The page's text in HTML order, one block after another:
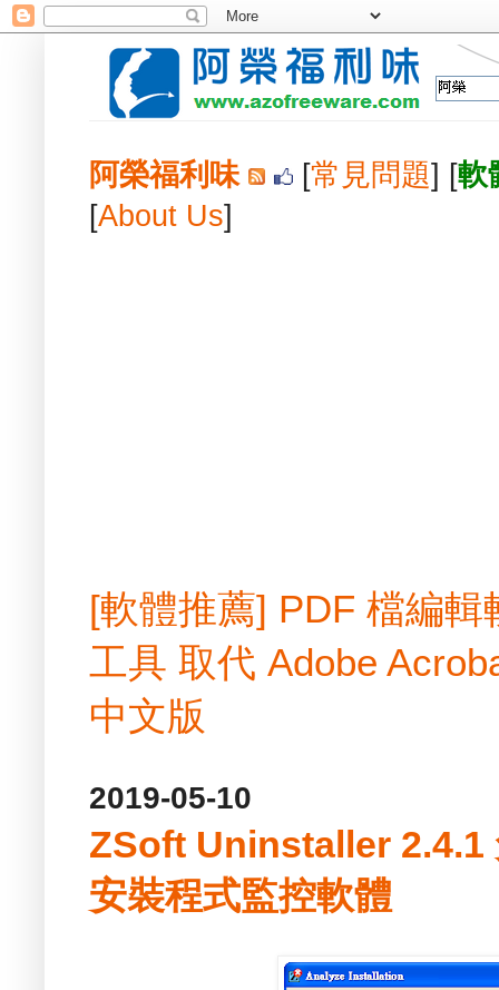
阿榮福利味 [常見問題] [軟
[About Us]
[軟體推薦] PDF 檔編
工具 取代 Adobe
中文版
2019-05-10
ZSoft Uninstaller 2.4.1
安裝程式監控軟體